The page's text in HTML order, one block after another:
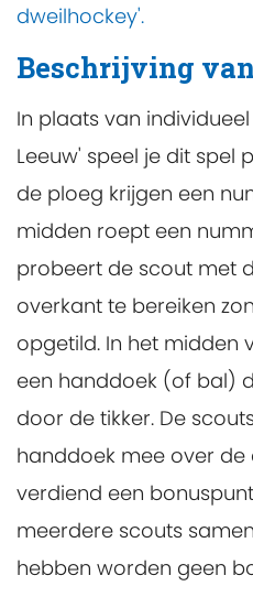
dweilhockey'.
Beschrijving
In plaats van
Leeuw' speel je dit spel
de ploeg krijgen een
midden roept een
probeert de scout met
overkant te bereiken
opgetild. In het midden
een handdoek (of bal)
door de tikker. De
handdoek mee over de
verdiend een
meerdere scouts
hebben worden geen